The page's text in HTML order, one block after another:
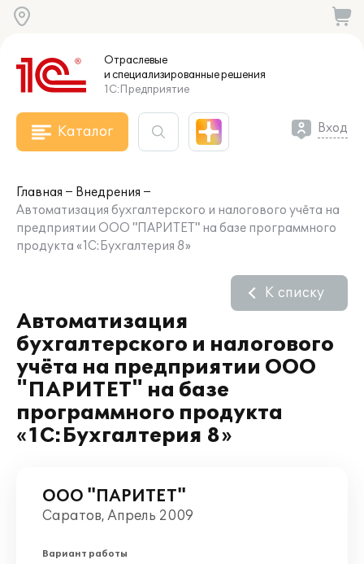
Отраслевые
и специализированныерешения
1С:Предприятие
Каталог Вход
Главная
Внедрения
Автоматизация бухгалтерского и налогового учёта на
предприятии ООО "ПАРИТЕТ" на базе программного
продукта «1С:Бухгалтерия 8»
Автоматизация
бухгалтерского и налогового
учёта на предприятии ООО
"ПАРИТЕТ" на базе
программного продукта
«1С:Бухгалтерия 8»
К списку
ООО "ПАРИТЕТ"
Саратов, Апрель 2009
Вариант работы